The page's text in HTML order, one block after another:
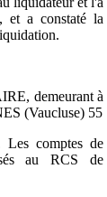
et a constaté la
demeurant à
(Vaucluse) 55
comptes de
au RCS de